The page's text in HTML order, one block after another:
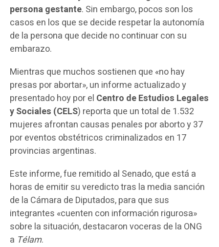
persona gestante. Sin embargo, pocos son los
casos en los que se decide respetar la autonomía
de la persona que decide no continuar con su
embarazo.
Mientras que muchos sostienen que «no hay
presas por abortar», un informe actualizado y
presentado hoy por el Centro de Estudios Legales
y Sociales (CELS) reporta que un total de 1.532
mujeres afrontan causas penales por aborto y 37
por eventos obstétricos criminalizados en 17
provincias argentinas.
Este informe, fue remitido al Senado, que está a
horas de emitir su veredicto tras la media sanción
de la Cámara de Diputados, para que sus
integrantes «cuenten con información rigurosa»
sobre la situación, destacaron voceras de la ONG
a Télam.